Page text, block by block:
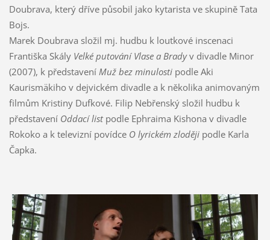
Doubrava, který dříve působil jako kytarista ve skupině Tata
Bojs.
Marek Doubrava složil mj. hudbu k loutkové inscenaci
Františka Skály Velké putování Vlase a Bradyv divadle Minor
(2007), k představení Muž bez minulostipodle Aki
Kaurismäkiho v dejvickém divadle a k několika animovaným
filmům Kristiny Dufkové. Filip Nebřenský složil hudbu k
představení Oddací listpodle Ephraima Kishona v divadle
Rokoko a k televizní povídce O lyrickém zlodějipodle Karla
Čapka.